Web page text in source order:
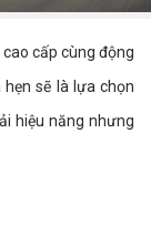
cấp cùng động
hẹn sẽ là lựa chọn
hiệu năng nhưng